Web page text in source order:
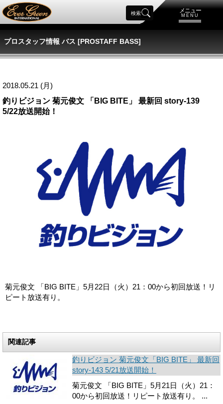
メニュー
MENU
検索
プロスタッフ情報 バス [PROSTAFF BASS]
2018.05.21 (月)
釣りビジョン 菊元俊文 「BIG BITE」 最新回 story-139
5/22放送開始！
菊元俊文 「BIG BITE」5月22日（火）21：00から初回放送！リ
ピート放送有り。
関連記事
釣りビジョン 菊元俊文「BIG BITE」 最新回
story-143 5/21放送開始！
菊元俊文 「BIG BITE」5月21日（火）21：
00から初回放送！リピート放送有り。 ...